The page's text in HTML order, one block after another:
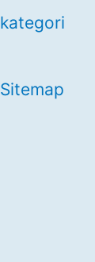
i
l
kategori
Sitemap